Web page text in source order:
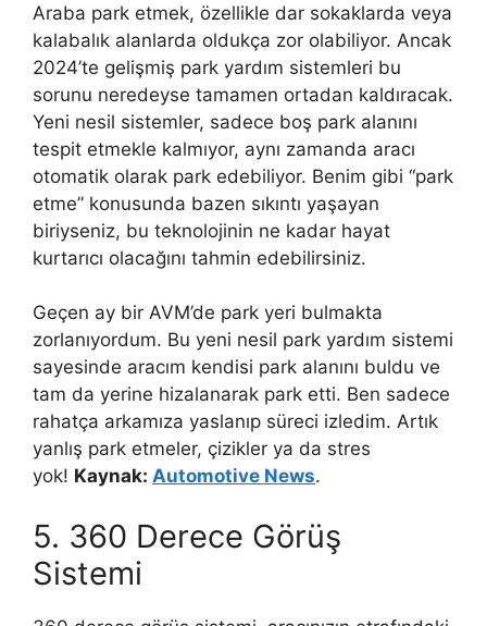
Araba park etmek, özellikle dar sokaklarda veya
kalabalık alanlarda oldukça zor olabiliyor. Ancak
2024’te gelişmiş park yardım sistemleri bu
sorunu neredeyse tamamen ortadan kaldıracak.
Yeni nesil sistemler, sadece boş park alanını
tespit etmekle kalmıyor, aynı zamanda aracı
otomatik olarak park edebiliyor. Benim gibi “park
etme” konusunda bazen sıkıntı yaşayan
biriyseniz, bu teknolojinin ne kadar hayat
kurtarıcı olacağını tahmin edebilirsiniz.
Geçen ay bir AVM’de park yeri bulmakta
zorlanıyordum. Bu yeni nesil park yardım sistemi
sayesinde aracım kendisi park alanını buldu ve
tam da yerine hizalanarak park etti. Ben sadece
rahatça arkamıza yaslanıp süreci izledim. Artık
yanlış park etmeler, çizikler ya da stres
yok! Kaynak: Automotive News.
5. 360 Derece Görüş
Sistemi